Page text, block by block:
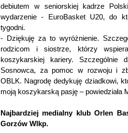
debiutem w seniorskiej kadrze
wydarzenie - EuroBasket U20, do
tygodni.
- Dziękuję za to wyróżnienie.
rodzicom i siostrze, którzy
koszykarskiej kariery. Szczególnie
Sosnowca, za pomoc w rozwoju i
OBLK. Nagrodę dedykuję dziadkowi,
moją koszykarską pasję – powiedziała
Najbardziej medialny klub Orlen
Gorzów Wlkp.